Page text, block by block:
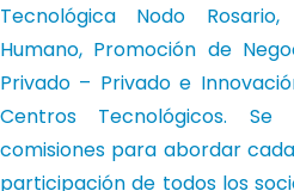
Tecnológica Nodo
Humano, Promoción de
Privado – Privado e
Centros Tecnológicos.
comisiones para abordar
participación de todos los